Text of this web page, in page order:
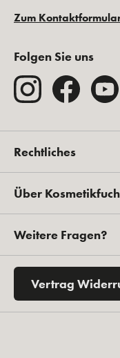
Zum
Folgen Sie uns
Rechtliches
Über
Weitere Fragen?
Vertrag